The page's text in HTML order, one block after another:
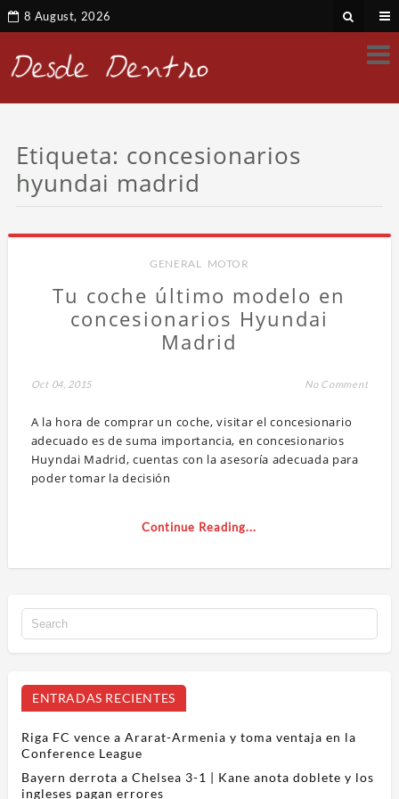
8 August, 2026
Etiqueta: concesionarios
hyundai madrid
GENERAL MOTOR
Tu coche último modelo en
concesionarios Hyundai
Madrid
Oct 04, 2015 No Comment
A la hora de comprar un coche, visitar el concesionario
adecuado es de suma importancia, en concesionarios
Huyndai Madrid, cuentas con la asesoría adecuada para
poder tomar la decisión
Continue Reading...
ENTRADAS RECIENTES
Riga FC vence a Ararat-Armenia y toma ventaja en la
Conference League
Bayern derrota a Chelsea 3-1 | Kane anota doblete y los
ingleses pagan errores